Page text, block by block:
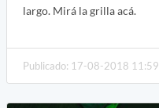
largo. Mirá la grilla acá.
Publicado: 17-08-2018 11:59